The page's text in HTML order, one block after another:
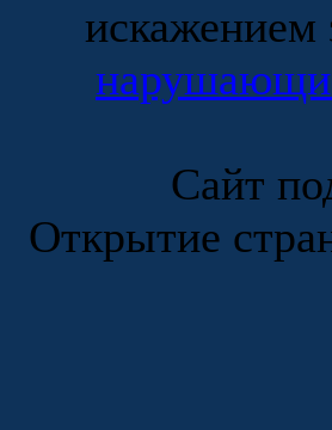
искажением
Сайт
Открытие